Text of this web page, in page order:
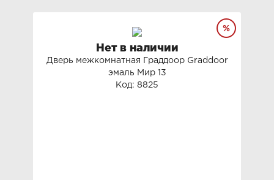
Нет в наличии
Дверь межкомнатная Граддоор Graddoor
эмаль Мир 13
Код: 8825